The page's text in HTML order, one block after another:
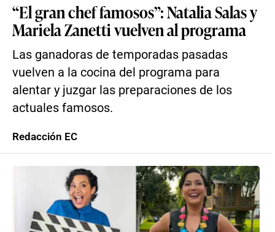
“El gran chef famosos”: Natalia Salas y
Mariela Zanetti vuelven al programa
Las ganadoras de temporadas pasadas
vuelven a la cocina del programa para
alentar y juzgar las preparaciones de los
actuales famosos.
Redacción EC